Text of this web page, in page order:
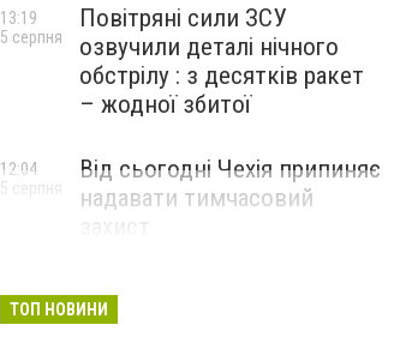
Повітряні сили ЗСУ
озвучили деталі нічного
обстрілу : з десятків ракет
– жодної збитої
13:19
5 серпня
Від сьогодні Чехія припиняє
надавати тимчасовий
12:04
5 серпня
ТОП НОВИНИ